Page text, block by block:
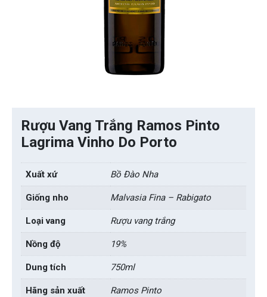
Rượu Vang Trắng Ramos Pinto
Lagrima Vinho Do Porto
Xuất xứ Bồ Đào Nha
Giống nho Malvasia Fina – Rabigato
Loại vang Rượu vang trắng
Nồng độ 19%
Dung tích 750ml
Hãng sản xuất Ramos Pinto